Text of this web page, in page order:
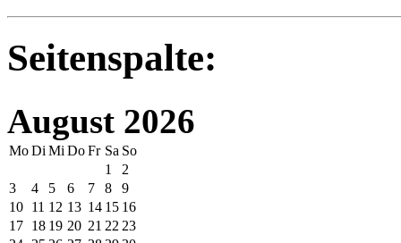
Seitenspalte:
August 2026
MoDi Mi DoFr Sa So
1
2
3
4 5 6 7 8
9
10 11 12 13 14 15 16
17 18 19 20 21 22 23